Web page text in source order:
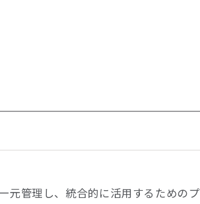
元管理し、統合的に活用するための